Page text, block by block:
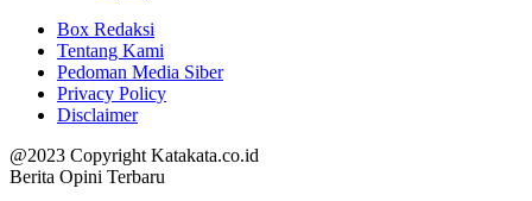
Box Redaksi
Tentang Kami
Pedoman Media Siber
Privacy Policy
Disclaimer
@2023 Copyright Katakata.co.id
Berita Opini Terbaru